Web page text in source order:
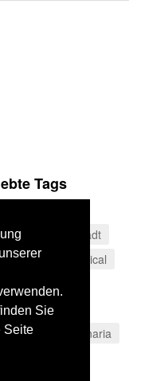
Sie
Seite
Tags
Nevada
Stadt
Costa Tropical
Subbéticas
Gran Canaria